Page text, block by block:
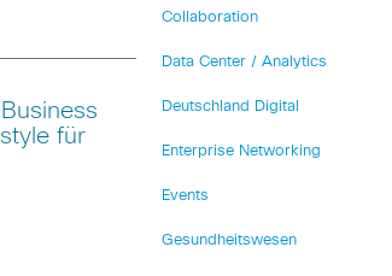
für
Collaboration
Data Center / Analytics
Deutschland Digital
Enterprise Networking
Events
Gesundheitswesen